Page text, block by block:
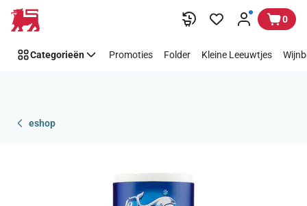
Overslaan 0
Categorieën Promoties Folder Kleine Leeuwtjes
eshop